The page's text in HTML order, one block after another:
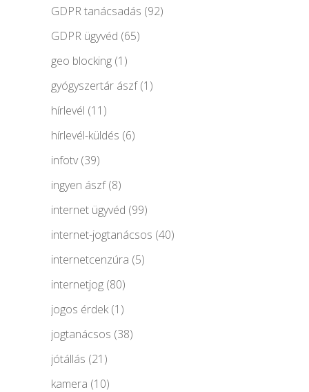
GDPR tanácsadás (92)
GDPR ügyvéd (65)
geo blocking (1)
gyógyszertár ászf(1)
hírlevél (11)
hírlevél-küldés (6)
infotv(39)
ingyen ászf(8)
internet ügyvéd (99)
internet-jogtanácsos (40)
internetcenzúra (5)
internetjog (80)
jogos érdek(1)
jogtanácsos (38)
jótállás (21)
kamera (10)